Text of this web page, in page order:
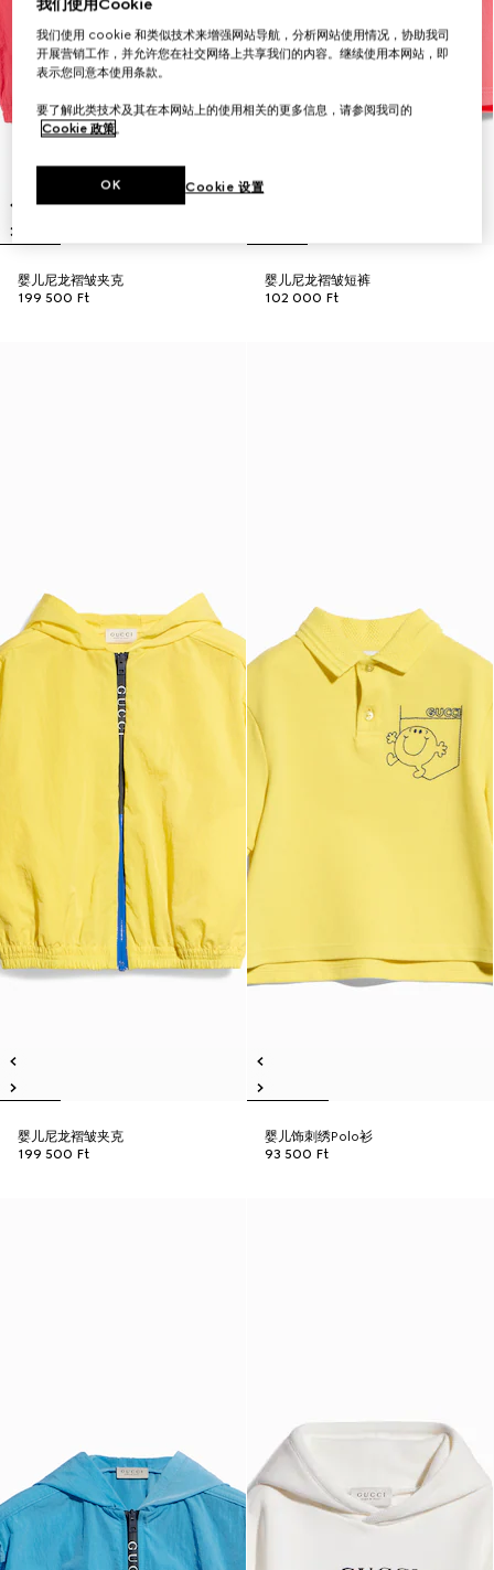
婴儿尼龙褶皱夹克
199 500 Ft
婴儿尼龙褶皱短裤
102 000 Ft
婴儿尼龙褶皱夹克
199 500 Ft
婴儿饰刺绣Polo衫
93 500 Ft
我们使用Cookie
我们使用 cookie 和类似技术来增强网站导航，分析网站使用情况，协助我司
开展营销工作，并允许您在社交网络上共享我们的内容。继续使用本网站，即
表示您同意本使用条款。
要了解此类技术及其在本网站上的使用相关的更多信息，请参阅我司的
Cookie 政策。
Cookie 设置
OK